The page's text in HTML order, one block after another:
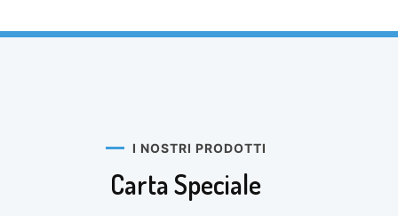
I NOSTRI PRODOTTI
Carta Speciale